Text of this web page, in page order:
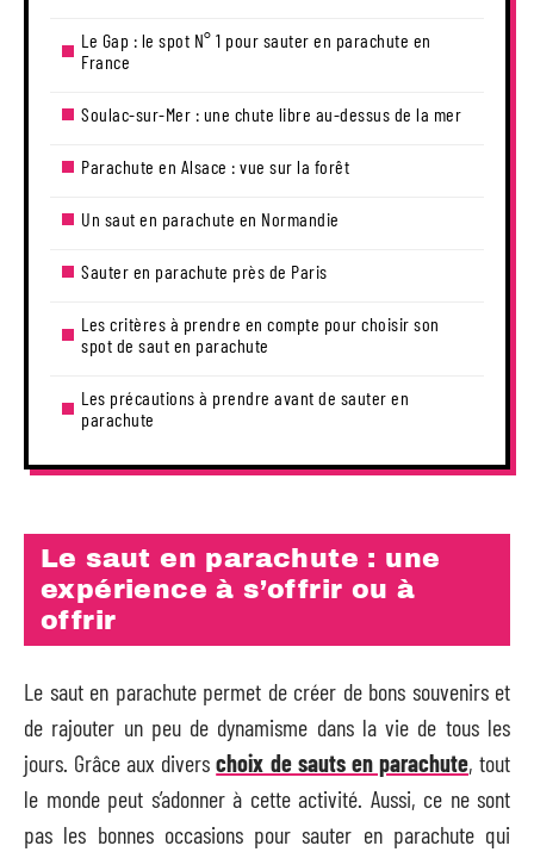
Le Gap : le spot N° 1 pour sauter en parachute en
France
Soulac-sur-Mer : une chute libre au-dessus de la mer
Parachute en Alsace : vue sur la forêt
Un saut en parachute en Normandie
Sauter en parachute près de Paris
Les critères à prendre en compte pour choisir son
spot de saut en parachute
Les précautions à prendre avant de sauter en
parachute
Le saut en parachute : une
expérience à s’offrir ou à
offrir
Le saut en parachute permet de créer de bons souvenirs et
de rajouter un peu de dynamisme dans la vie de tous les
jours. Grâce aux diverschoix de sauts en parachute, tout
le monde peut s’adonner à cette activité. Aussi, ce ne sont
pas les bonnes occasions pour sauter en parachute qui